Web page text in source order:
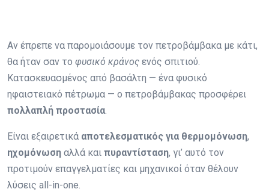
Αν έπρεπε να παρομοιάσουμε τον πετροβάμβακα με κάτι,
θα ήταν σαν το φυσικό κράνος ενός σπιτιού.
Κατασκευασμένος από βασάλτη — ένα φυσικό
ηφαιστειακό πέτρωμα — ο πετροβάμβακας προσφέρει
πολλαπλή προστασία.
Είναι εξαιρετικά αποτελεσματικός για θερμομόνωση,
ηχομόνωση αλλά και πυραντίσταση, γι’ αυτό τον
προτιμούν επαγγελματίες και μηχανικοί όταν θέλουν
λύσεις all-in-one.